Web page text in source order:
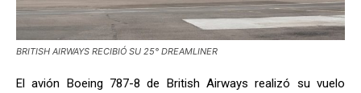
BRITISH AIRWAYS RECIBIÓ SU 25° DREAMLINER
El avión Boeing 787-8 de British Airways realizó su vuelo